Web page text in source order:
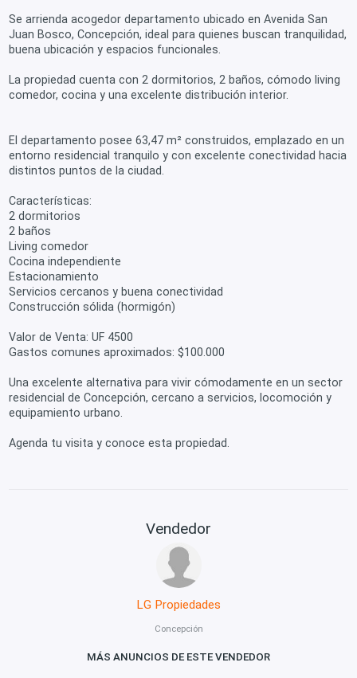
Se arrienda acogedor departamento ubicado en Avenida San
Juan Bosco, Concepción, ideal para quienes buscan tranquilidad,
buena ubicación y espacios funcionales.
La propiedad cuenta con 2 dormitorios, 2 baños, cómodo living
comedor, cocina y una excelente distribución interior.
El departamento posee 63,47 m² construidos, emplazado en un
entorno residencial tranquilo y con excelente conectividad hacia
distintos puntos de la ciudad.
Características:
2 dormitorios
2 baños
Living comedor
Cocina independiente
Estacionamiento
Servicios cercanos y buena conectividad
Construcción sólida (hormigón)
Valor de Venta: UF 4500
Gastos comunes aproximados: $100.000
Una excelente alternativa para vivir cómodamente en un sector
residencial de Concepción, cercano a servicios, locomoción y
equipamiento urbano.
Agenda tu visita y conoce esta propiedad.
Vendedor
LG Propiedades
Concepción
MÁS ANUNCIOS DE ESTE VENDEDOR